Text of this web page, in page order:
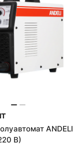
ANDELI
В)